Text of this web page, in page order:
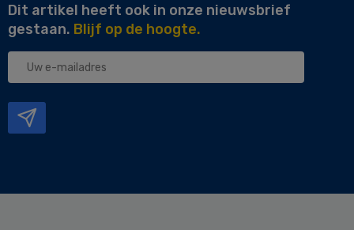
Dit artikel heeft ook in onze nieuwsbrief
gestaan. Blijf op de hoogte.
Uw